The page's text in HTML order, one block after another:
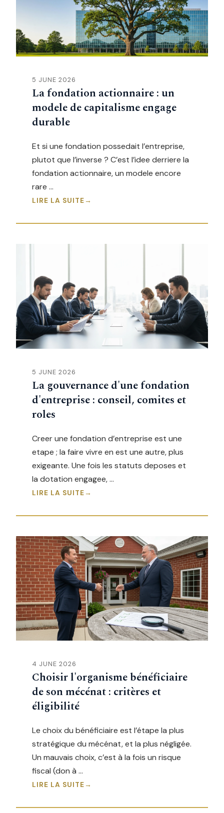
5 JUNE 2026
La fondation actionnaire : un
modele de capitalisme engage
durable
Et si une fondation possedait l’entreprise,
plutot que l’inverse ? C’est l’idee derriere la
fondation actionnaire, un modele encore
rare …
LIRE LA SUITE
5 JUNE 2026
La gouvernance d'une fondation
d'entreprise : conseil, comites et
roles
Creer une fondation d’entreprise est une
etape ; la faire vivre en est une autre, plus
exigeante. Une fois les statuts deposes et
la dotation engagee, …
LIRE LA SUITE
4 JUNE 2026
Choisir l'organisme bénéficiaire
de son mécénat : critères et
éligibilité
Le choix du bénéficiaire est l’étape la plus
stratégique du mécénat, et la plus négligée.
Un mauvais choix, c’est à la fois un risque
fiscal (don à …
LIRE LA SUITE